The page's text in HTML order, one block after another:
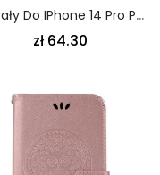
Futerały Do IPhone 14 Pro Portfel Portfel I Smycz
zł 64.30